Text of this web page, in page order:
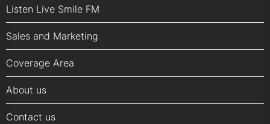
Listen Live Smile FM
Sales and Marketing
Coverage Area
About us
Contact us